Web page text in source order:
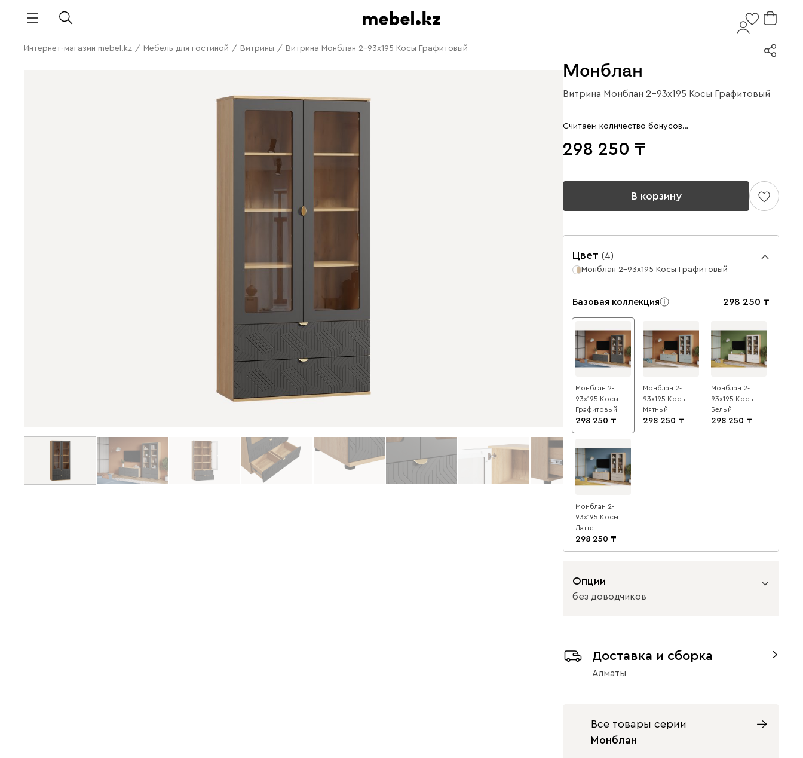
Интернет-магазин mebel.kz / Мебель для гостиной / Витрины / Витрина Монблан 2-93x195 Косы Графитовый
Монблан
Витрина Монблан 2-93x195 Косы Графитовый
Считаем количество бонусов…
298 250
В корзину
Цвет (4)
Монблан 2-93x195 Косы Графитовый
Базовая коллекция 298 250
Монблан 2-
93x195 Косы
Графитовый
298 250
Монблан 2-
93x195 Косы
Мятный
298 250
Монблан 2-
93x195 Косы
Белый
298 250
Монблан 2-
93x195 Косы
Латте
298 250
Опции
без доводчиков
с доводчиками без доводчиков
Доставка и сборка
Алматы
Все товары серии
Монблан